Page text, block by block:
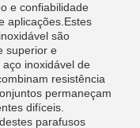
e confiabilidade
aplicações.Estes
são
superior e
inoxidável de
resistência
permaneçam
difíceis.
parafusos